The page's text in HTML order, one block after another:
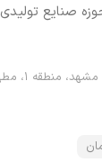
صنایع تولیدی
مشهد، منطقه ۱، مطهری جنوبی